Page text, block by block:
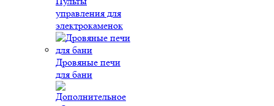
управления для
электрокаменок
Дровяные печи
для бани